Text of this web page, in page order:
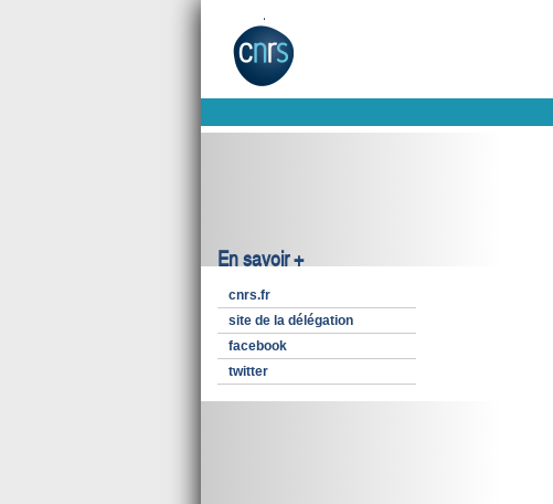
En savoir +
cnrs.fr
site de la délégation
facebook
twitter